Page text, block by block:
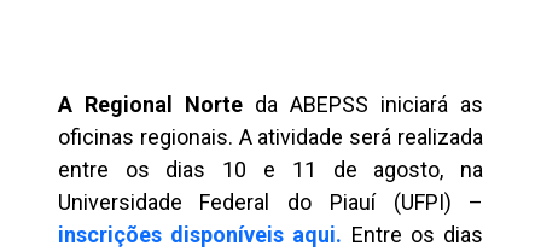
A Regional Norteda ABEPSS iniciará as
oficinas regionais. A atividade será realizada
entre os dias 10 e 11 de agosto, na
Universidade Federal do Piauí (UFPI) –
inscrições disponíveis aqui. Entre os dias